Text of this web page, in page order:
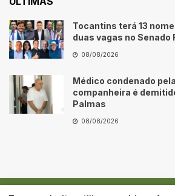
Tocantins terá 13
duas vagas no Senado
08/08/2026
Médico condenado
companheira é
Palmas
08/08/2026